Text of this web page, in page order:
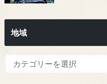
地域